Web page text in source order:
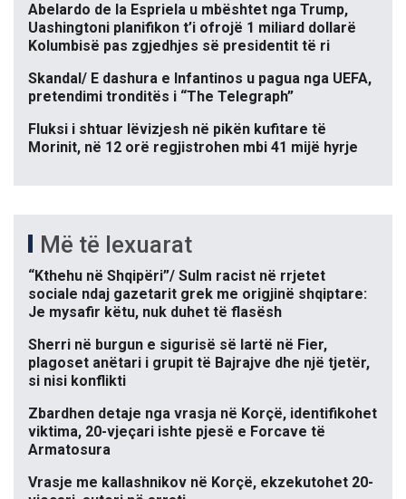
Abelardo de la Espriela u mbështet nga Trump,
Uashingtoni planifikon t’i ofrojë 1 miliard dollarë
Kolumbisë pas zgjedhjes së presidentit të ri
Skandal/ E dashura e Infantinos u pagua nga UEFA,
pretendimi tronditës i “The Telegraph”
Fluksi i shtuar lëvizjesh në pikën kufitare të
Morinit, në 12 orë regjistrohen mbi 41 mijë hyrje
Më të lexuarat
“Kthehu në Shqipëri”/ Sulm racist në rrjetet
sociale ndaj gazetarit grek me origjinë shqiptare:
Je mysafir këtu, nuk duhet të flasësh
Sherri në burgun e sigurisë së lartë në Fier,
plagoset anëtari i grupit të Bajrajve dhe një tjetër,
si nisi konflikti
Zbardhen detaje nga vrasja në Korçë, identifikohet
viktima, 20-vjeçari ishte pjesë e Forcave të
Armatosura
Vrasje me kallashnikov në Korçë, ekzekutohet 20-